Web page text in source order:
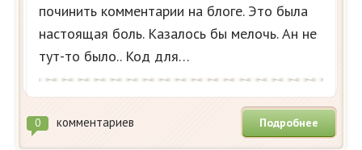
починить комментарии на блоге. Это была
настоящая боль. Казалось бы мелочь. Ан не
тут-то было.. Код для…
0 комментариев Подробнее